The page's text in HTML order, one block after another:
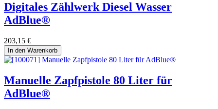
Digitales Zählwerk Diesel Wasser
AdBlue®
203,15 €
In den Warenkorb
Manuelle Zapfpistole 80 Liter für
AdBlue®